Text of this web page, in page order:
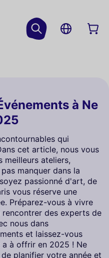
à Ne
qui
cet article, nous vous
meilleurs ateliers,
manquer dans la
passionné d'art, de
vous réserve une
Préparez-vous à vivre
des experts de
nous dans
et laissez-vous
à offrir en 2025 ! Ne
planifier votre année et